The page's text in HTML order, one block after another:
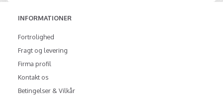
INFORMATIONER
Fortrolighed
Fragt og levering
Firma profil
Kontakt os
Betingelser & Vilkår